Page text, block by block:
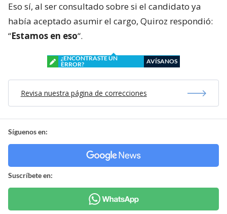
Eso sí, al ser consultado sobre si el candidato ya
había aceptado asumir el cargo, Quiroz respondió:
“Estamos en eso“.
¿ENCONTRASTE UN
ERROR?
AVÍSANOS
Revisa nuestra página de correcciones
Síguenos en:
Suscríbete en: